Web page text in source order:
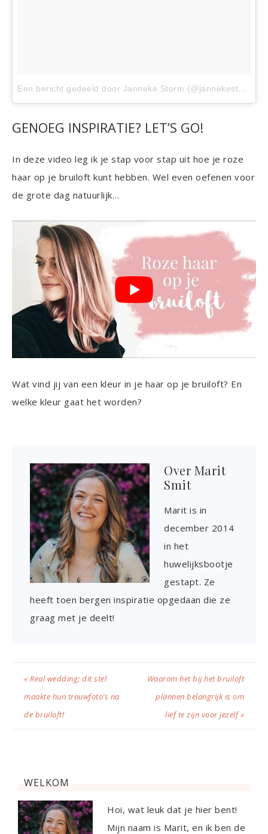
Een bericht gedeeld door Janneke Storm (@jannekestorm)
GENOEG INSPIRATIE? LET’S GO!
In deze video leg ik je stap voor stap uit hoe je roze
haar op je bruiloft kunt hebben. Wel even oefenen voor
de grote dag natuurlijk…
Wat vind jij van een kleur in je haar op je bruiloft? En
welke kleur gaat het worden?
Over Marit
Smit
Marit is in
december 2014
in het
huwelijksbootje
gestapt. Ze
heeft toen bergen inspiratie opgedaan die ze
graag met je deelt!
« Real wedding; dit stel
maakte hun trouwfoto’s na
de bruiloft!
Waarom het bij het bruiloft
plannen belangrijk is om
lief te zijn voor jezelf »
WELKOM
Hoi, wat leuk dat je hier bent!
Mijn naam is Marit, en ik ben de